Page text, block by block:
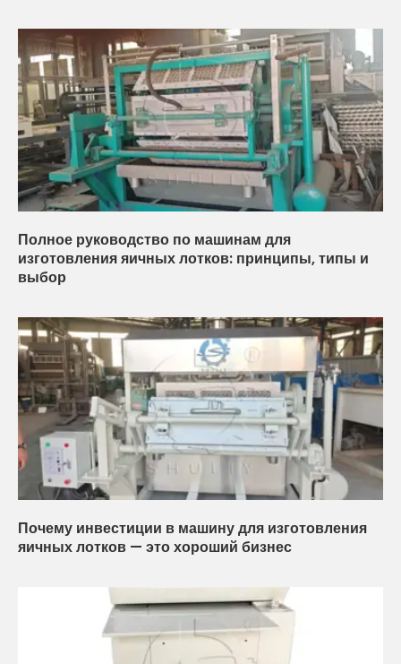
Полное руководство по машинам для
изготовления яичных лотков: принципы, типы и
выбор
Почему инвестиции в машину для изготовления
яичных лотков — это хороший бизнес